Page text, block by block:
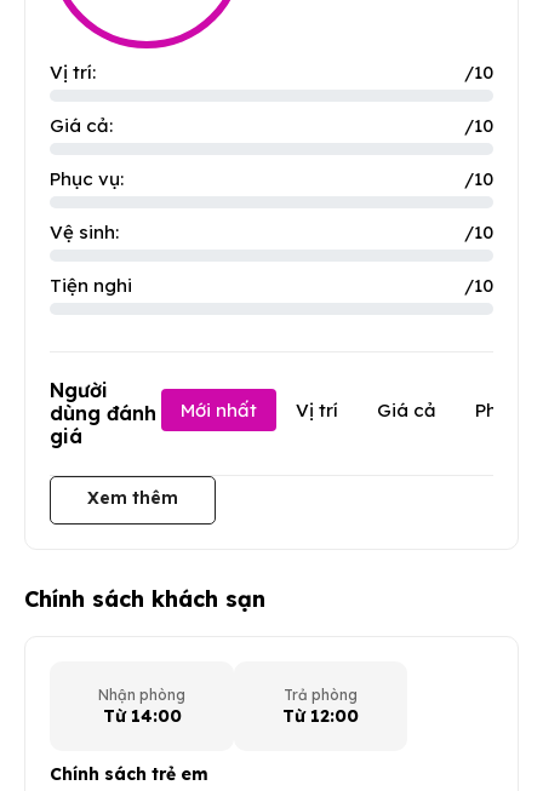
Vị trí: /10
Giá cả: /10
Phục vụ: /10
Vệ sinh: /10
Tiện nghi /10
Người
dùng đánh
giá
Mới nhất Vị trí Giá cả Phục
Xem thêm
Chính sách khách sạn
Nhận phòng
Từ 14:00
Trả phòng
Từ 12:00
Chính sách trẻ em